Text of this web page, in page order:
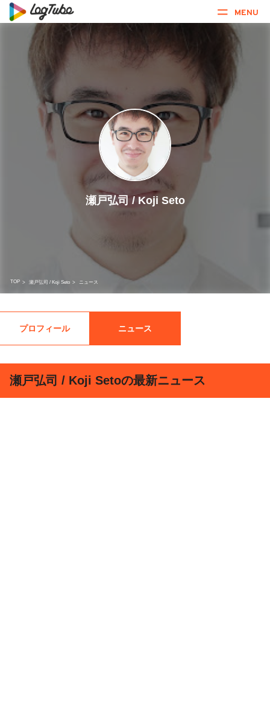
MENU
瀬戸弘司 / Koji Seto
TOP > 瀬戸弘司 / Koji Seto > ニュース
プロフィール ニュース
瀬戸弘司 / Koji Setoの最新ニュース